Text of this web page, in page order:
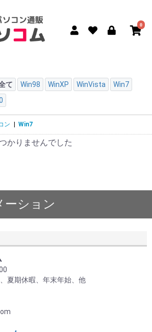
0
て Win98 WinXP WinVista
Win7
ン Win7
かりませんでした
ーション
夏期休暇、年末年始、他